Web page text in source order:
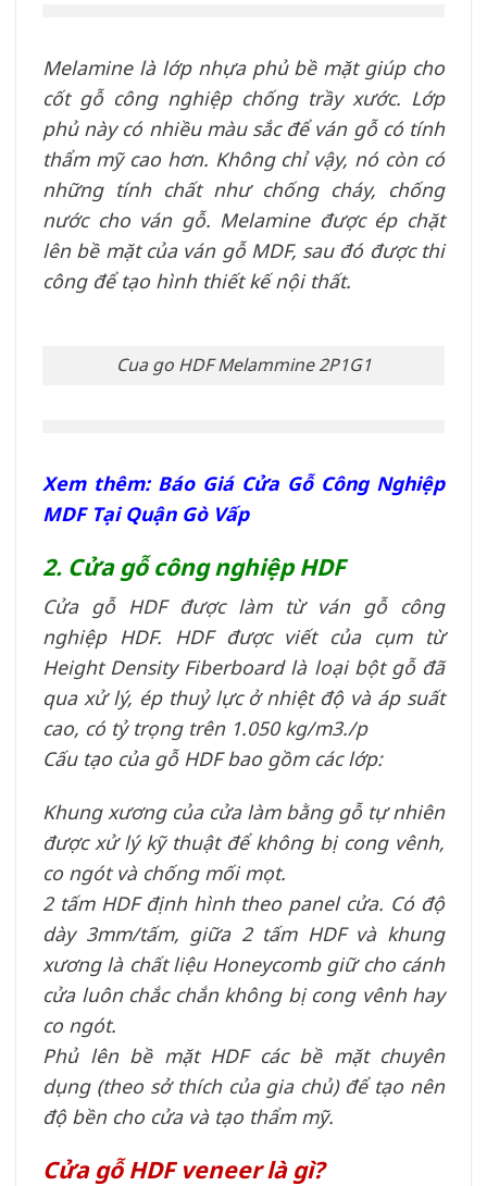
Melamine là lớp nhựa phủ bề mặt giúp cho
cốt gỗ công nghiệp chống trầy xước. Lớp
phủ này có nhiều màu sắc để ván gỗ có tính
thẩm mỹ cao hơn. Không chỉ vậy, nó còn có
những tính chất như chống cháy, chống
nước cho ván gỗ. Melamine được ép chặt
lên bề mặt của ván gỗ MDF, sau đó được thi
công để tạo hình thiết kế nội thất.
Cua go HDF Melammine 2P1G1
Xem thêm: Báo Giá Cửa Gỗ Công Nghiệp
MDF Tại Quận Gò Vấp
2. Cửa gỗ công nghiệp HDF
Cửa gỗ HDF được làm từ ván gỗ công
nghiệp HDF. HDF được viết của cụm từ
Height Density Fiberboard là loại bột gỗ đã
qua xử lý, ép thuỷ lực ở nhiệt độ và áp suất
cao, có tỷ trọng trên 1.050 kg/m3./p
Cấu tạo của gỗ HDF bao gồm các lớp:
Khung xương của cửa làm bằng gỗ tự nhiên
được xử lý kỹ thuật để không bị cong vênh,
co ngót và chống mối mọt.
2 tấm HDF định hình theo panel cửa. Có độ
dày 3mm/tấm, giữa 2 tấm HDF và khung
xương là chất liệu Honeycomb giữ cho cánh
cửa luôn chắc chắn không bị cong vênh hay
co ngót.
Phủ lên bề mặt HDF các bề mặt chuyên
dụng (theo sở thích của gia chủ) để tạo nên
độ bền cho cửa và tạo thẩm mỹ.
Cửa gỗ HDF veneer là gì?